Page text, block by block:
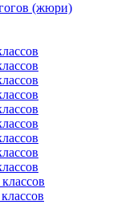
(жюри)
обработку своих
ФЗ.Подробнее